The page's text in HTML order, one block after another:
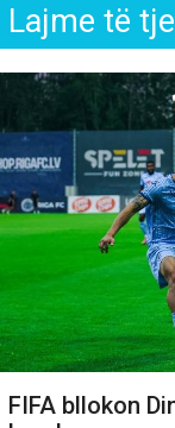
Lajme të
FIFA bllokon